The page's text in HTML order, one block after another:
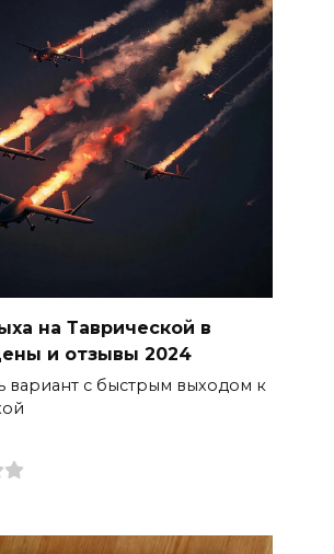
на Таврической в
и отзывы 2024
вариант с быстрым выходом к